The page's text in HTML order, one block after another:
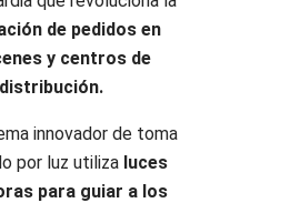
de pedidos en
y centros de
distribución.
innovador de toma
por luz utiliza luces
para guiar a los